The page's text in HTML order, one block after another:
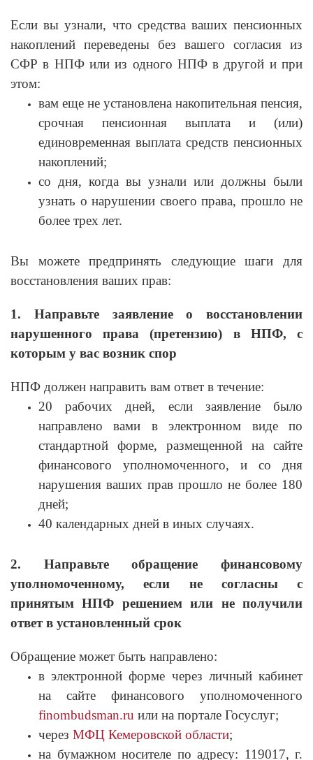
Если вы узнали, что средства ваших пенсионных
накоплений переведены без вашего согласия из
СФР в НПФ или из одного НПФ в другой и при
этом:
вам еще не установлена накопительная пенсия,
срочная пенсионная выплата и (или)
единовременная выплата средств пенсионных
накоплений;
со дня, когда вы узнали или должны были
узнать о нарушении своего права, прошло не
более трех лет.
Вы можете предпринять следующие шаги для
восстановления ваших прав:
1. Направьте заявление о восстановлении
нарушенного права (претензию) в НПФ, с
которым у вас возник спор
НПФ должен направить вам ответ в течение:
20 рабочих дней, если заявление было
направлено вами в электронном виде по
стандартной форме, размещенной на сайте
финансового уполномоченного, и со дня
нарушения ваших прав прошло не более 180
дней;
40 календарных дней в иных случаях.
2. Направьте обращение финансовому
уполномоченному, если не согласны с
принятым НПФ решением или не получили
ответ в установленный срок
Обращение может быть направлено:
в электронной форме через личный кабинет
на сайте финансового уполномоченного
finombudsman.ru или на портале Госуслуг;
через МФЦ Кемеровской области;
на бумажном носителе по адресу: 119017, г.